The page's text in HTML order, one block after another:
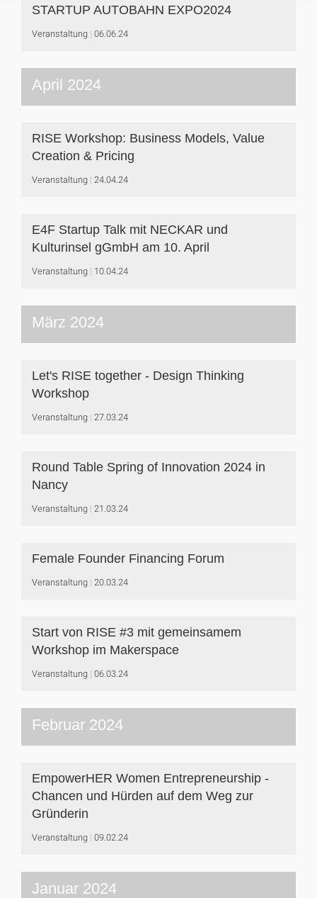
STARTUP AUTOBAHN EXPO2024
Veranstaltung 06.06.24
April 2024
RISE Workshop: Business Models, Value
Creation & Pricing
Veranstaltung 24.04.24
E4F Startup Talk mit NECKAR und
Kulturinsel gGmbH am 10. April
Veranstaltung 10.04.24
März 2024
Let's RISE together - Design Thinking
Workshop
Veranstaltung 27.03.24
Round Table Spring of Innovation 2024 in
Nancy
Veranstaltung 21.03.24
Female Founder Financing Forum
Veranstaltung 20.03.24
Start von RISE #3 mit gemeinsamem
Workshop im Makerspace
Veranstaltung 06.03.24
Februar 2024
EmpowerHER Women Entrepreneurship -
Chancen und Hürden auf dem Weg zur
Gründerin
Veranstaltung 09.02.24
Januar 2024